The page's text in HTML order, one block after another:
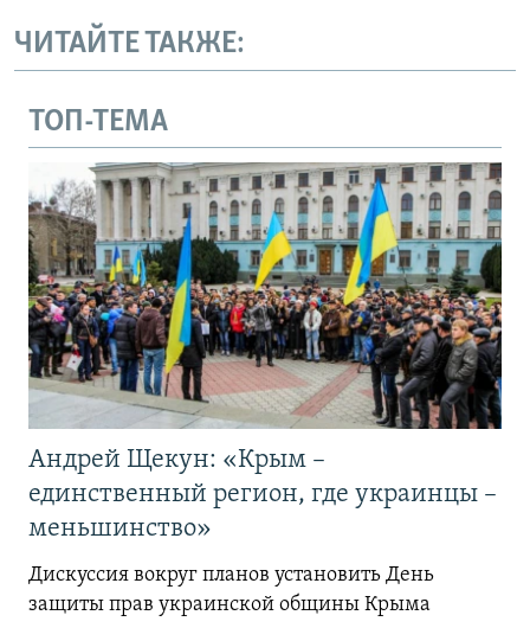
ЧИТАЙТЕ ТАКЖЕ:
ТОП-ТЕМА
Андрей Щекун: «Крым –
единственный регион, где украинцы –
меньшинство»
Дискуссия вокруг планов установить День
защиты прав украинской общины Крыма